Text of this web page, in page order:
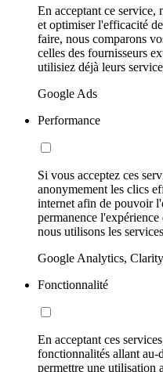
En acceptant ce service,
et optimiser l'efficacité
faire, nous comparons
celles des fournisseurs
utilisiez déjà leurs
Google Ads
Performance
Si vous acceptez ces
anonymement les clics
internet afin de pouvoir
permanence
nous utilisons les
Google Analytics,
Fonctionnalité
En acceptant ces
fonctionnalités allant au-
permettre une utilisation